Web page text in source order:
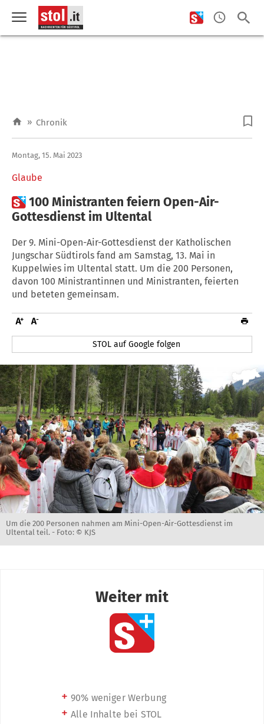
» Chronik
Glaube
Montag, 15. Mai 2023
100 Ministranten feiern Open-Air-
Gottesdienst im Ultental
Der 9. Mini-Open-Air-Gottesdienst der Katholischen
Jungschar Südtirols fand am Samstag, 13. Mai in
Kuppelwies im Ultental statt. Um die 200 Personen,
davon 100 Ministrantinnen und Ministranten, feierten
und beteten gemeinsam.
STOL auf Google folgen
Um die 200 Personen nahmen am Mini-Open-Air-Gottesdienst im
Ultental teil. - Foto: © KJS